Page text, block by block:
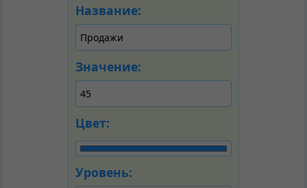
Название:
Значение:
Цвет:
Уровень: